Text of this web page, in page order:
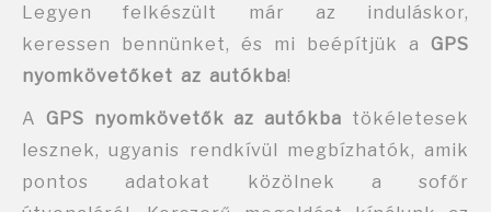
Legyen felkészült már az induláskor,
keressen bennünket, és mi beépítjük a GPS
nyomkövetőket az autókba!
A GPS nyomkövetők az autókba tökéletesek
lesznek, ugyanis rendkívül megbízhatók, amik
pontos adatokat közölnek a sofőr